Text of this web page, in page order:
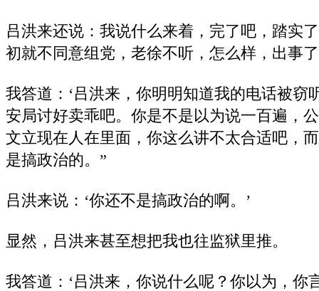
吕洪来还说：我说什么来着，完了吧，踏实
初就不同意组党，老徐不听，怎么样，出
我答道：‘吕洪来，你明明知道我的电话被窃
安局讨好卖乖吧。你是不是以为说一百遍，
文立现在人在里面，你这么讲不太合适吧，
是搞政治的。”
吕洪来说：‘你还不是搞政治的啊。’
显然，吕洪来甚至想把我也往监狱里推。
我答道：‘吕洪来，你说什么呢？你以为，你